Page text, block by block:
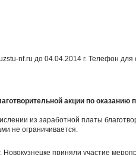
nf.ru до 04.04.2014 г. Телефон для
акции по оказанию
из заработной платы
не ограничивается.
приняли участие